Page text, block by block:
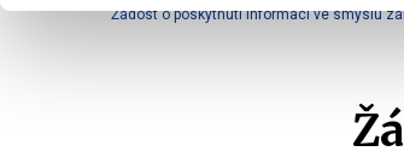
Žádost o poskytnutí informací ve smyslu